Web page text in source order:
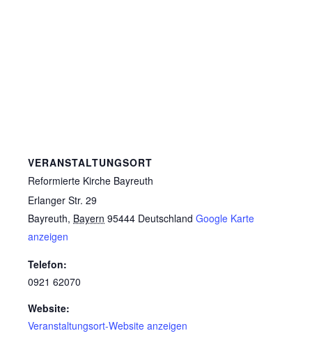
VERANSTALTUNGSORT
Reformierte Kirche Bayreuth
Erlanger Str. 29
Bayreuth, Bayern 95444 Deutschland Google Karte
anzeigen
Telefon:
0921 62070
Website:
Veranstaltungsort-Website anzeigen